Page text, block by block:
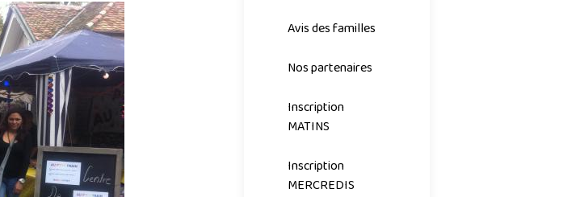
Avis des familles
Nos partenaires
Inscription
MATINS
Inscription
MERCREDIS